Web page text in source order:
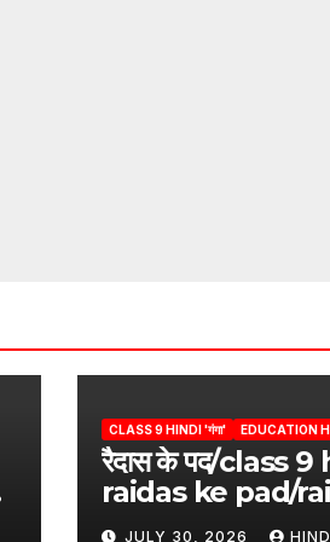
CLASS 9 HINDI 'गंगा' EDUCATION
रैदास के पद/class
raidas ke pad/
ke pad question
JULY 30, 2026